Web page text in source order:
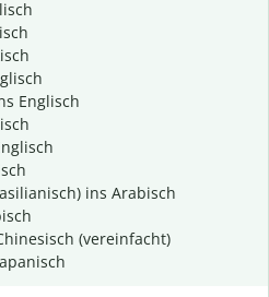
Englisch
ins Arabisch
(vereinfacht)